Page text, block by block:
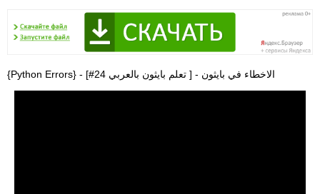
{Python Errors} - [#24 الاخطاء في بايثون - [ تعلم بايثون بالعربي